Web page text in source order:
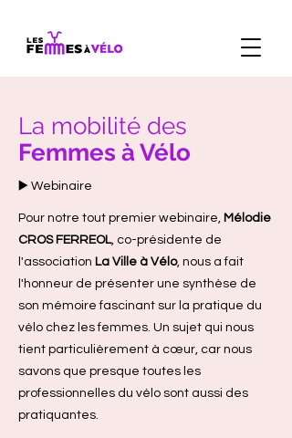
La mobilité des
Femmes à Vélo
▶️ Webinaire
Pour notre tout premier webinaire, Mélodie
CROS FERREOL, co-présidente de
l'association La Ville à Vélo, nous a fait
l'honneur de présenter une synthèse de
son mémoire fascinant sur la pratique du
vélo chez les femmes. Un sujet qui nous
tient particulièrement à cœur, car nous
savons que presque toutes les
professionnelles du vélo sont aussi des
pratiquantes.